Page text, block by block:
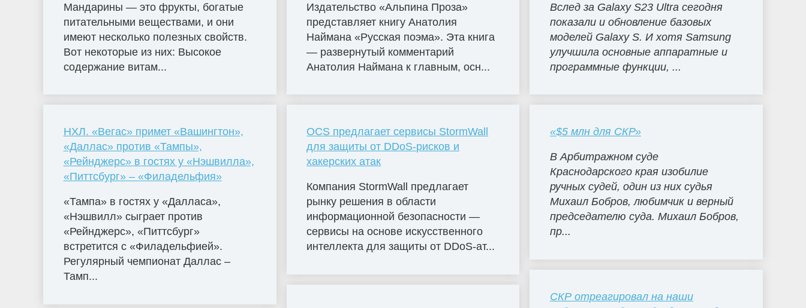
Мандарины — это фрукты, богатые
питательными веществами, и они
имеют несколько полезных свойств.
Вот некоторые из них: Высокое
содержание витам...
НХЛ. «Вегас» примет «Вашингтон»,
«Даллас» против «Тампы»,
«Рейнджерс» в гостях у «Нэшвилла»,
«Питтсбург» – «Филадельфия»
«Тампа» в гостях у «Далласа»,
«Нэшвилл» сыграет против
«Рейнджерс», «Питтсбург»
встретится с «Филадельфией».
Регулярный чемпионат Даллас –
Тамп...
Издательство «Альпина Проза»
представляет книгу Анатолия
Наймана «Русская поэма». Эта книга
— развернутый комментарий
Анатолия Наймана к главным, осн...
OCS предлагает сервисы StormWall
для защиты от DDoS-рисков и
хакерских атак
Компания StormWall предлагает
рынку решения в области
информационной безопасности —
сервисы на основе искусственного
интеллекта для защиты от DDoS-ат...
Вслед за Galaxy S23 Ultra сегодня
показали и обновление базовых
моделей Galaxy S. И хотя Samsung
улучшила основные аппаратные и
программные функции, ...
«$5 млн для СКР»
В Арбитражном суде
Краснодарского края изобилие
ручных судей, один из них судья
Михаил Бобров, любимчик и верный
председателю суда. Михаил Бобров,
пр...
СКР отреагировал на наши